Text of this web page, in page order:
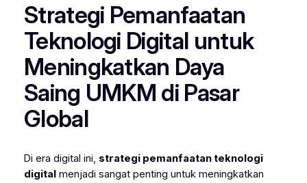
Strategi Pemanfaatan
Teknologi Digital untuk
Meningkatkan Daya
Saing UMKM di Pasar
Global
Di era digital ini, strategi pemanfaatan teknologi
digital menjadi sangat penting untuk meningkatkan